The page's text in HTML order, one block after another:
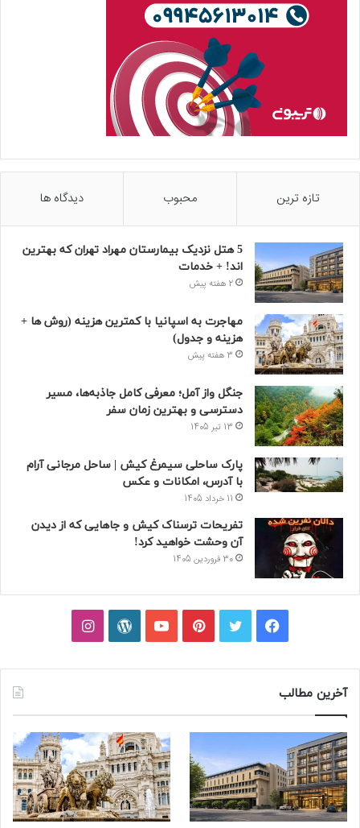
تازه ترین محبوب دیدگاه ها
5 هتل نزدیک بیمارستان مهراد تهران که بهترین‌
اند! + خدمات
2 هفته پیش
مهاجرت به اسپانیا با کمترین هزینه (روش ها +
هزینه و جدول)
3 هفته پیش
جنگل واز آمل؛ معرفی کامل جاذبه‌ها، مسیر
دسترسی و بهترین زمان سفر
13 تیر 1405
پارک ساحلی سیمرغ کیش | ساحل مرجانی آرام
با آدرس، امکانات و عکس
11 خرداد 1405
تفریحات ترسناک کیش و جاهایی که از دیدن
آن وحشت خواهید کرد!
30 فروردین 1405
فیسبوکتوییترپینتریستیوتیوبوردپرساینستاگرام
آخرین مطالب